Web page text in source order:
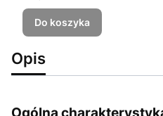
Do koszyka
Opis
Ogólna